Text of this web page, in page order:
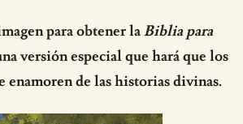
para obtener laBiblia para
versión especial que hará que los
enamoren de las historias divinas.